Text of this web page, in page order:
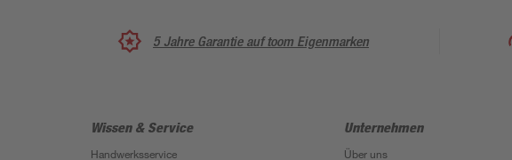
5 Jahre Garantie auf toom Eigenmarken
Wissen & Service
Handwerksservice
Unternehmen
Über uns